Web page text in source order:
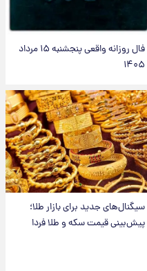
فال روزانه واقعی پنجشنبه ۱۵ مرداد
۱۴۰۵
سیگنال‌های جدید برای بازار طلا؛
پیش‌بینی قیمت سکه و طلا فردا